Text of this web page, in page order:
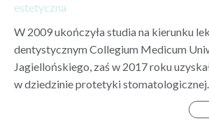
estetyczna
W 2009 ukończyła studia na kierunku
dentystycznym Collegium Medicum
Jagiellońskiego, zaś w 2017 roku
w dziedzinie protetyki stomatologicznej.